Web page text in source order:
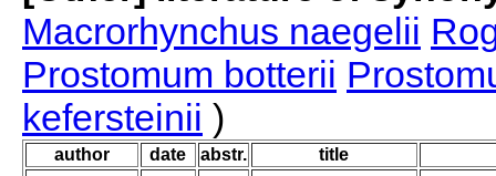
Macrorhynchus naegelii
Prostomum botterii
kefersteinii )
author date abstr. title